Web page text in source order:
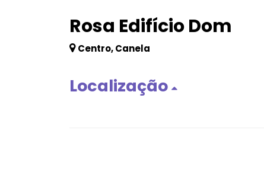
Rosa Edifício Dom
Centro, Canela
Localização